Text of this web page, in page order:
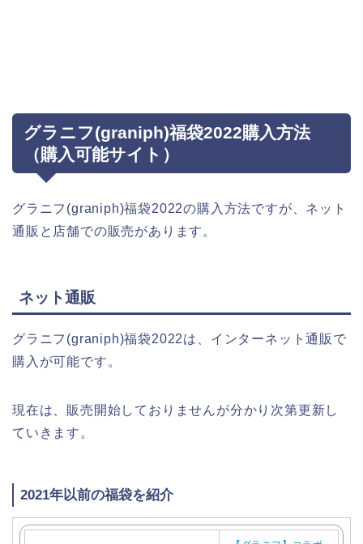
グラニフ(graniph)福袋2022購入方法
（購入可能サイト）
グラニフ(graniph)福袋2022の購入方法ですが、ネット
通販と店舗での販売があります。
ネット通販
グラニフ(graniph)福袋2022は、インターネット通販で
購入が可能です。
現在は、販売開始しておりませんが分かり次第更新し
ていきます。
2021年以前の福袋を紹介